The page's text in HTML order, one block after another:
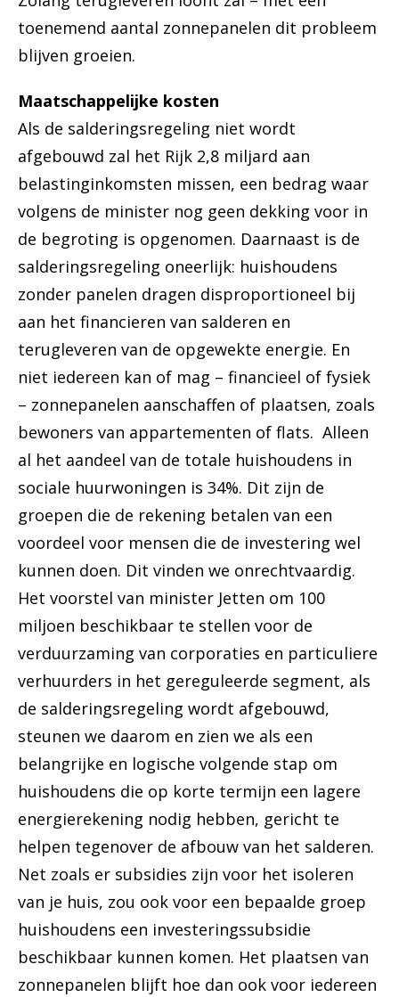
toenemend aantal zonnepanelen dit probleem
blijven groeien.
Maatschappelijke kosten
Als de salderingsregeling niet wordt
afgebouwd zal het Rijk 2,8 miljard aan
belastinginkomsten missen, een bedrag waar
volgens de minister nog geen dekking voor in
de begroting is opgenomen. Daarnaast is de
salderingsregeling oneerlijk: huishoudens
zonder panelen dragen disproportioneel bij
aan het financieren van salderen en
terugleveren van de opgewekte energie. En
niet iedereen kan of mag – financieel of fysiek
– zonnepanelen aanschaffen of plaatsen, zoals
bewoners van appartementen of flats. Alleen
al het aandeel van de totale huishoudens in
sociale huurwoningen is 34%. Dit zijn de
groepen die de rekening betalen van een
voordeel voor mensen die de investering wel
kunnen doen. Dit vinden we onrechtvaardig.
Het voorstel van minister Jetten om 100
miljoen beschikbaar te stellen voor de
verduurzaming van corporaties en particuliere
verhuurders in het gereguleerde segment, als
de salderingsregeling wordt afgebouwd,
steunen we daarom en zien we als een
belangrijke en logische volgende stap om
huishoudens die op korte termijn een lagere
energierekening nodig hebben, gericht te
helpen tegenover de afbouw van het salderen.
Net zoals er subsidies zijn voor het isoleren
van je huis, zou ook voor een bepaalde groep
huishoudens een investeringssubsidie
beschikbaar kunnen komen. Het plaatsen van
zonnepanelen blijft hoe dan ook voor iedereen